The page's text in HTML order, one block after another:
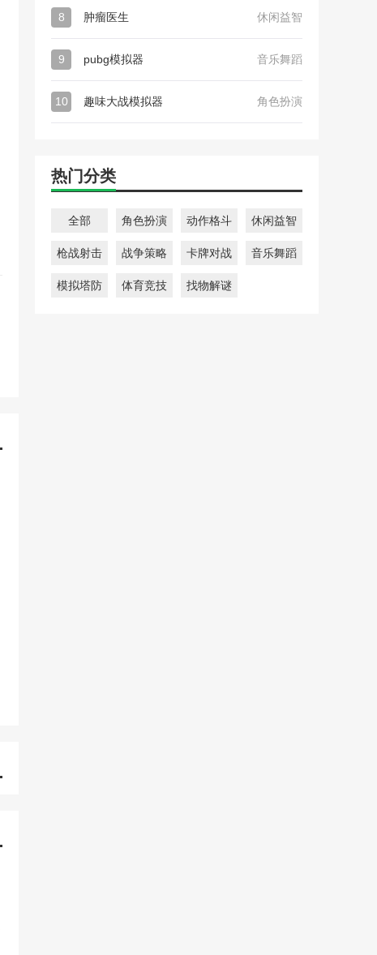
8 肿瘤医生 休闲益智
9 pubg模拟器 音乐舞蹈
10 趣味大战模拟器 角色扮演
热门分类
全部 角色扮演 动作格斗 休闲益智
枪战射击 战争策略 卡牌对战 音乐舞蹈
模拟塔防 体育竞技 找物解谜